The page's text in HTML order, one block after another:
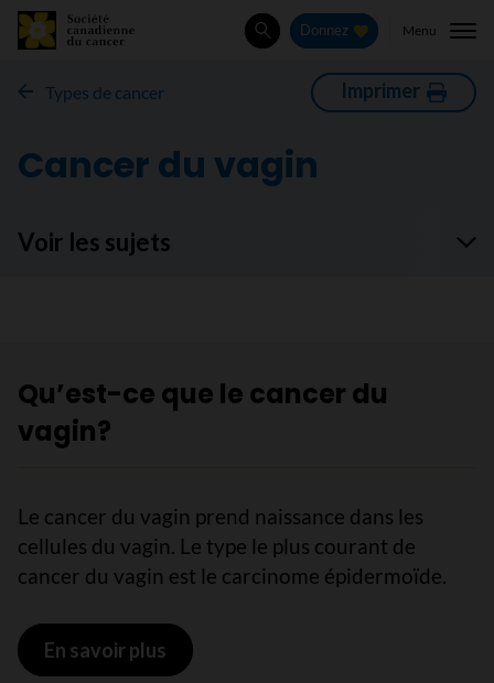
Rechercher
Donnez Menu
Types de cancer Imprimer
Cancer du vagin
Voir les sujets
Qu’est-ce que le cancer du
vagin?
Le cancer du vagin prend naissance dans les
cellules du vagin. Le type le plus courant de
cancer du vagin est le carcinome épidermoïde.
En savoir plus sur Qu’est-ce que le cancer du